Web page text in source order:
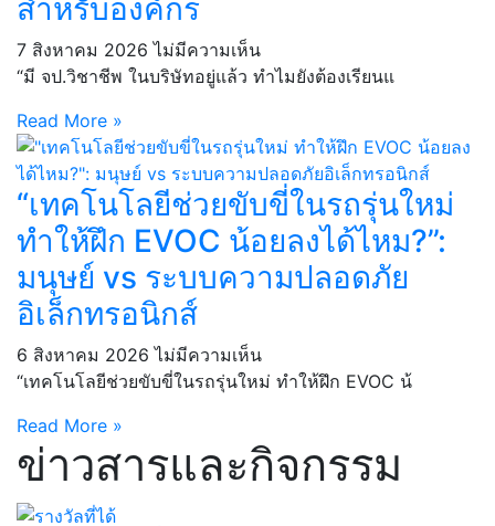
สำหรับองค์กร
7 สิงหาคม 2026ไม่มีความเห็น
“มี จป.วิชาชีพ ในบริษัทอยู่แล้ว ทำไมยังต้องเรียนแ
Read More »
“เทคโนโลยีช่วยขับขี่ในรถรุ่นใหม่
ทำให้ฝึก EVOC น้อยลงได้ไหม?”:
มนุษย์ vs ระบบความปลอดภัย
อิเล็กทรอนิกส์
6 สิงหาคม 2026ไม่มีความเห็น
“เทคโนโลยีช่วยขับขี่ในรถรุ่นใหม่ ทำให้ฝึก EVOC น้
Read More »
ข่าวสารและกิจกรรม